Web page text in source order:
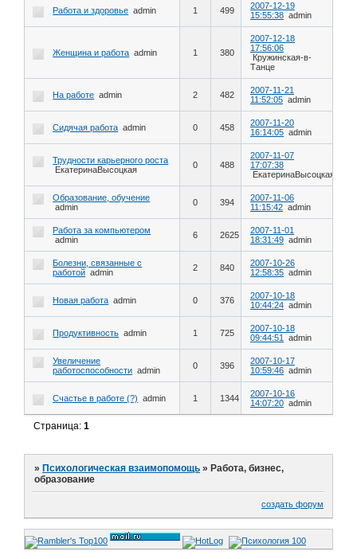
Работа и здоровье admin 1 499
2007-12-19
15:55:38 admin
Женщина и работа admin 1 380
2007-12-18
17:56:06
Кружинская-в-
Танце
На работе admin 2 482
2007-11-21
11:52:05 admin
Сидячая работа admin 0 458
2007-11-20
16:14:05 admin
Трудности карьерного роста
ЕкатеринаВысоцкая
0 488
2007-11-07
17:07:38
ЕкатеринаВысоцкая
Образование, обучение
admin
0 394
2007-11-06
11:15:42 admin
Работа за компьютером
admin
6 2625
2007-11-01
18:31:49 admin
Болезни, связанные с
работой admin 2 840
2007-10-26
12:58:35 admin
Новая работа admin 0 376
2007-10-18
10:44:24 admin
Продуктивность admin 1 725
2007-10-18
09:44:51
admin
Увеличение
работоспособности admin 0 396
2007-10-17
10:59:46 admin
Счастье в работе (?) admin 1 1344
2007-10-16
14:07:20 admin
Страница:1
»Психологическая взаимопомощь »Работа, бизнес,
образование
создать форум